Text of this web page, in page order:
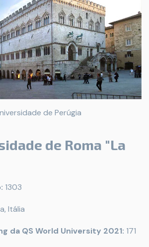
de Perúgia
de Roma "La
1303
Itália
da QS World University 2021: 171